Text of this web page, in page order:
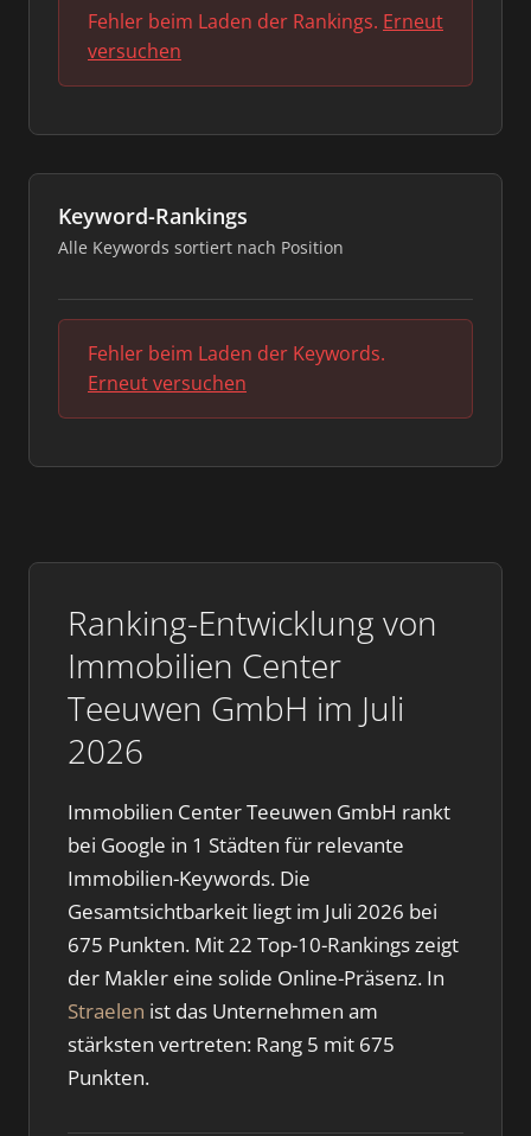
Ranking-Entwicklung von
Immobilien Center
Teeuwen GmbH im Juli
2026
Immobilien Center Teeuwen GmbH rankt
bei Google in 1 Städten für relevante
Immobilien-Keywords. Die
Gesamtsichtbarkeit liegt im Juli 2026 bei
675 Punkten. Mit 22 Top-10-Rankings zeigt
der Makler eine solide Online-Präsenz. In
Straelen ist das Unternehmen am
stärksten vertreten: Rang 5 mit 675
Punkten.
Fehler beim Laden der Rankings. Erneut
versuchen
Keyword-Rankings
Alle Keywords sortiert nach Position
Fehler beim Laden der Keywords.
Erneut versuchen